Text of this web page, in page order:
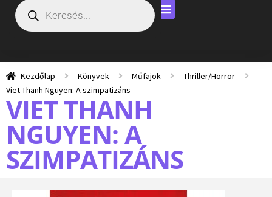
Kezdőlap Könyvek Műfajok
Thriller/Horror
Viet Thanh Nguyen: A szimpatizáns
VIET THANH
NGUYEN: A
SZIMPATIZÁNS